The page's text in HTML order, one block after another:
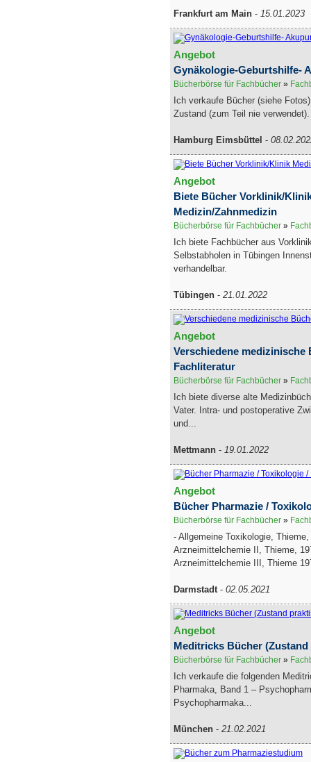
Frankfurt am Main - 15.01.2023
Angebot
Gynäkologie-Geburtshilfe-
Bücherbörse für Fachbücher »
Ich verkaufe Bücher (siehe
Zustand (zum Teil nie
Hamburg Eimsbüttel -
Angebot
Biete Bücher Vorklinik/
Medizin/Zahnmedizin
Bücherbörse für Fachbücher »
Ich biete Fachbücher aus
Selbstabholen in Tübingen
verhandelbar.
Tübingen - 21.01.2022
Angebot
Verschiedene medizinische
Fachliteratur
Bücherbörse für Fachbücher »
Ich biete diverse alte
Vater. Intra- und postoperative
und...
Mettmann - 19.01.2022
Angebot
Bücher Pharmazie /
Bücherbörse für Fachbücher »
- Allgemeine Toxikologie, Thieme,
Arzneimittelchemie II, Thieme,
Arzneimittelchemie III, Thieme
Darmstadt - 02.05.2021
Angebot
Meditricks Bücher
Bücherbörse für Fachbücher »
Ich verkaufe die folgenden
Pharmaka, Band 1 –
Psychopharmaka...
München - 21.02.2021